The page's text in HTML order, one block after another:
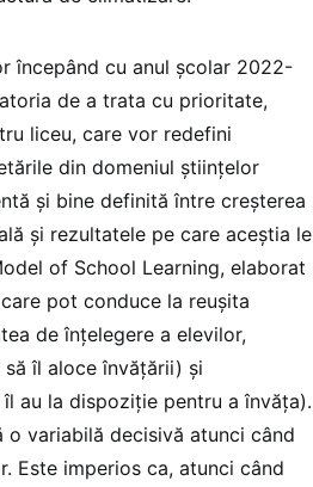
începând cu anul școlar 2022-
de a trata cu prioritate,
liceu, care vor redefini
din domeniul științelor
și bine definită între creșterea
și rezultatele pe care aceștia le
of School Learning, elaborat
pot conduce la reușita
de înțelegere a elevilor,
îl aloce învățării) și
au la dispoziție pentru a învăța).
o variabilă decisivă atunci când
Este imperios ca, atunci când